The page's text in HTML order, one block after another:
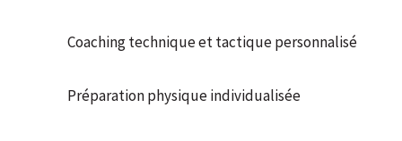
Coaching technique et tactique personnalisé
Préparation physique individualisée